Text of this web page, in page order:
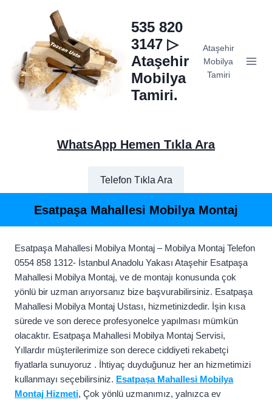
535 820
3147 ▷
Ataşehir
Mobilya
Tamiri.
Ataşehir
Mobilya
Tamiri
WhatsApp Hemen Tıkla Ara
Telefon Tıkla Ara
Esatpaşa Mahallesi Mobilya Montaj
Esatpaşa Mahallesi Mobilya Montaj – Mobilya Montaj Telefon
0554 858 1312- İstanbul Anadolu Yakası Ataşehir Esatpaşa
Mahallesi Mobilya Montaj, ve de montajı konusunda çok
yönlü bir uzman arıyorsanız bize başvurabilirsiniz. Esatpaşa
Mahallesi Mobilya Montaj Ustası, hizmetinizdedir. İşin kısa
sürede ve son derece profesyonelce yapılması mümkün
olacaktır. Esatpaşa Mahallesi Mobilya Montaj Servisi,
Yıllardır müşterilerimize son derece ciddiyeti rekabetçi
fiyatlarla sunuyoruz . İhtiyaç duyduğunuz her an hizmetimizi
kullanmayı seçebilirsiniz. Esatpaşa Mahallesi Mobilya
Montaj Hizmeti, Çok yönlü uzmanımız, yalnızca ev